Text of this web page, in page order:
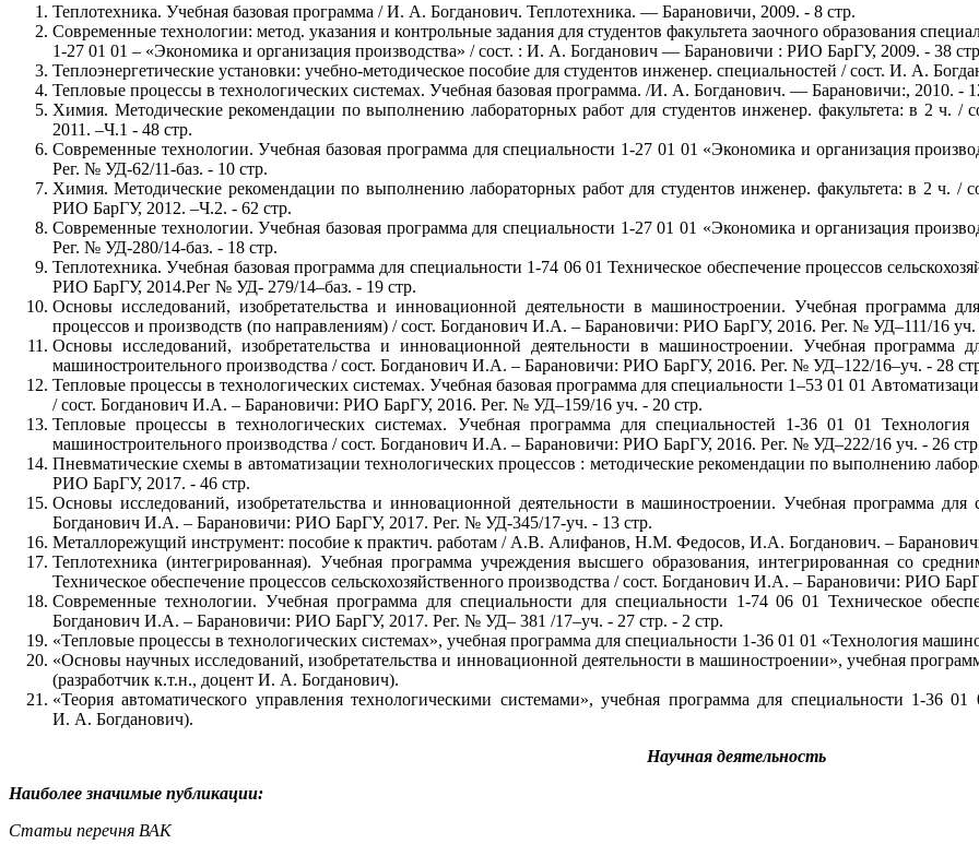
Теплотехника. Учебная базовая программа / И. А. Богданович. Теплотехника. — Барановичи, 2009. - 8 стр.
Современные технологии: метод. указания и контрольные задания для студентов факультета заочного образования
1-27 01 01 – «Экономика и организация производства» / сост. : И. А. Богданович — Барановичи : РИО БарГУ, 2009. - 38
Теплоэнергетические установки: учебно-методическое пособие для студентов инженер. специальностей / сост. И. А.
Тепловые процессы в технологических системах. Учебная базовая программа. /И. А. Богданович. — Барановичи:, 2010. -
Химия. Методические рекомендации по выполнению лабораторных работ для студентов инженер. факультета: в 2
2011. –Ч.1 - 48 стр.
Современные технологии. Учебная базовая программа для специальности 1-27 01 01 «Экономика и организация
Рег. № УД-62/11-баз. - 10 стр.
Химия. Методические рекомендации по выполнению лабораторных работ для студентов инженер. факультета: в 2
РИО БарГУ, 2012. –Ч.2. - 62 стр.
Современные технологии. Учебная базовая программа для специальности 1-27 01 01 «Экономика и организация
Рег. № УД-280/14-баз. - 18 стр.
Теплотехника. Учебная базовая программа для специальности 1-74 06 01 Техническое обеспечение процессов
РИО БарГУ, 2014.Рег № УД- 279/14–баз. - 19 стр.
Основы исследований, изобретательства и инновационной деятельности в машиностроении. Учебная программа
процессов и производств (по направлениям) / сост. Богданович И.А. – Барановичи: РИО БарГУ, 2016. Рег. № УД–111/16 уч.
Основы исследований, изобретательства и инновационной деятельности в машиностроении. Учебная программа
машиностроительного производства / сост. Богданович И.А. – Барановичи: РИО БарГУ, 2016. Рег. № УД–122/16–уч. - 28
Тепловые процессы в технологических системах. Учебная базовая программа для специальности 1–53 01 01
/ сост. Богданович И.А. – Барановичи: РИО БарГУ, 2016. Рег. № УД–159/16 уч. - 20 стр.
Тепловые процессы в технологических системах. Учебная программа для специальностей 1-36 01 01
машиностроительного производства / сост. Богданович И.А. – Барановичи: РИО БарГУ, 2016. Рег. № УД–222/16 уч. - 26
Пневматические схемы в автоматизации технологических процессов : методические рекомендации по выполнению
РИО БарГУ, 2017. - 46 стр.
Основы исследований, изобретательства и инновационной деятельности в машиностроении. Учебная программа
Богданович И.А. – Барановичи: РИО БарГУ, 2017. Рег. № УД-345/17-уч. - 13 стр.
Металлорежущий инструмент: пособие к практич. работам / А.В. Алифанов, Н.М. Федосов, И.А. Богданович. –
Теплотехника (интегрированная). Учебная программа учреждения высшего образования, интегрированная со
Техническое обеспечение процессов сельскохозяйственного производства / сост. Богданович И.А. – Барановичи: РИО
Современные технологии. Учебная программа для специальности для специальности 1-74 06 01 Техническое
Богданович И.А. – Барановичи: РИО БарГУ, 2017. Рег. № УД– 381 /17–уч. - 27 стр. - 2 стр.
«Тепловые процессы в технологических системах», учебная программа для специальности 1-36 01 01 «Технология
«Основы научных исследований, изобретательства и инновационной деятельности в машиностроении», учебная
(разработчик к.т.н., доцент И. А. Богданович).
«Теория автоматического управления технологическими системами», учебная программа для специальности 1-36
И. А. Богданович).
Научная деятельность
Наиболее значимые публикации:
Статьи перечня ВАК